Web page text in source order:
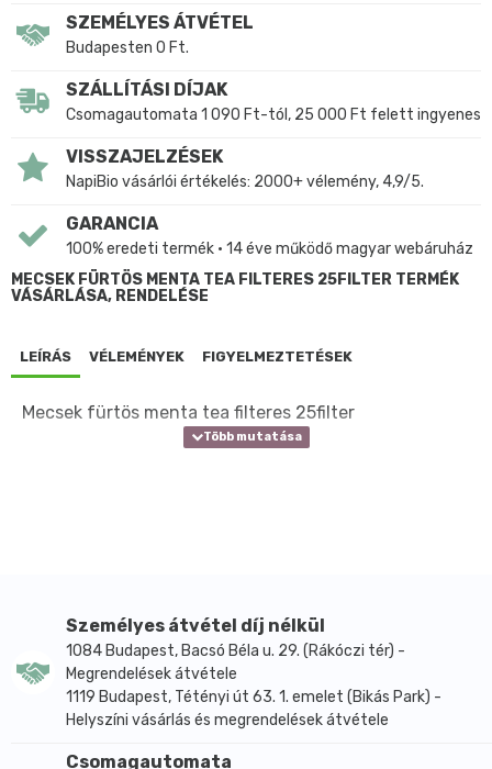
SZEMÉLYES ÁTVÉTEL
Budapesten 0 Ft.
SZÁLLÍTÁSI DÍJAK
Csomagautomata 1 090 Ft-tól, 25 000 Ft felett ingyenes
VISSZAJELZÉSEK
NapiBio vásárlói értékelés: 2000+ vélemény, 4,9/5.
GARANCIA
100% eredeti termék • 14 éve működő magyar webáruház
MECSEK FÜRTÖS MENTA TEA FILTERES 25FILTER TERMÉK
VÁSÁRLÁSA, RENDELÉSE
LEÍRÁS VÉLEMÉNYEK FIGYELMEZTETÉSEK
Mecsek fürtös menta tea filteres 25filter
Személyes átvétel díj nélkül
1084 Budapest, Bacsó Béla u. 29. (Rákóczi tér) -
Megrendelések átvétele
1119 Budapest, Tétényi út 63. 1. emelet (Bikás Park) -
Helyszíni vásárlás és megrendelések átvétele
Csomagautomata